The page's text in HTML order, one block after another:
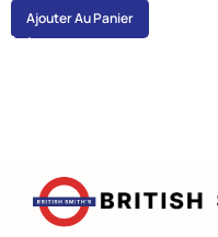
Ajouter Au Panier